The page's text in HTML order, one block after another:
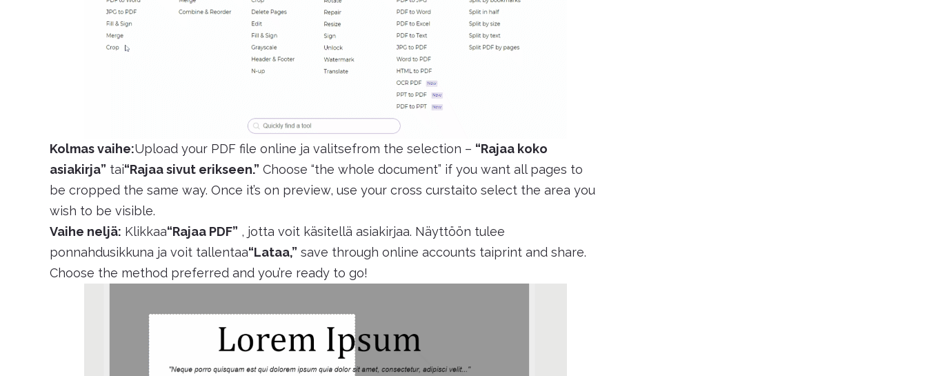
Kolmas vaihe:Upload your PDF file online ja valitsefrom the selection – “Rajaa koko
asiakirja” tai“Rajaa sivut erikseen.” Choose “the whole document” if you want all pages to
be cropped the same way. Once it’s on preview, use your cross curstaito select the area you
wish to be visible.
Vaihe neljä: Klikkaa“Rajaa PDF” , jotta voit käsitellä asiakirjaa. Näyttöön tulee
ponnahdusikkuna ja voit tallentaa“Lataa,” save through online accounts taiprint and share.
Choose the method preferred and you’re ready to go!